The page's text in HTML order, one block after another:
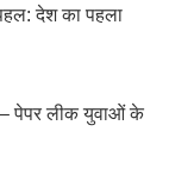
देश का पहला
पेपर लीक युवाओं के